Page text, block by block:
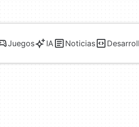
Juegos IA Noticias